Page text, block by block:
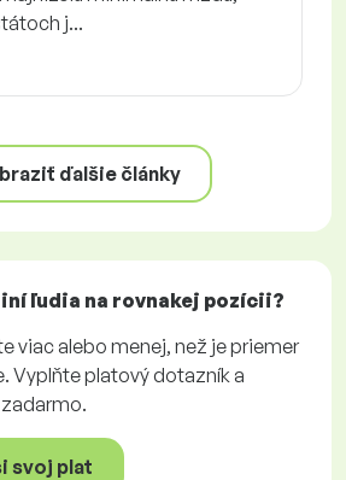
j...
ďalšie články
ľudia na rovnakej pozícii?
viac alebo menej, než je priemer
Vyplňte platový dotazník a
svoj plat